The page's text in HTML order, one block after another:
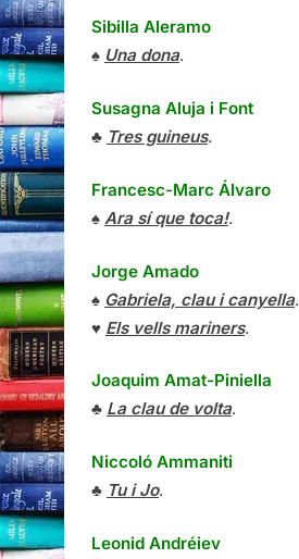
Sibilla Aleramo
♠ Una dona.
Susagna Aluja i Font
♣ Tres guineus.
Francesc-Marc Álvaro
♠ Ara sí que toca!.
Jorge Amado
♠ Gabriela, clau i canyella.
♥ Els vells mariners.
Joaquim Amat-Piniella
♣ La clau de volta.
Niccoló Ammaniti
♣ Tu i Jo.
Leonid Andréiev